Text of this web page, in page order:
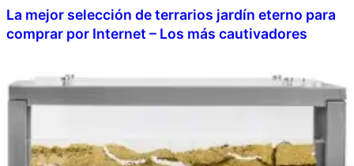
La mejor selección de terrarios jardín eterno para
comprar por Internet – Los más cautivadores